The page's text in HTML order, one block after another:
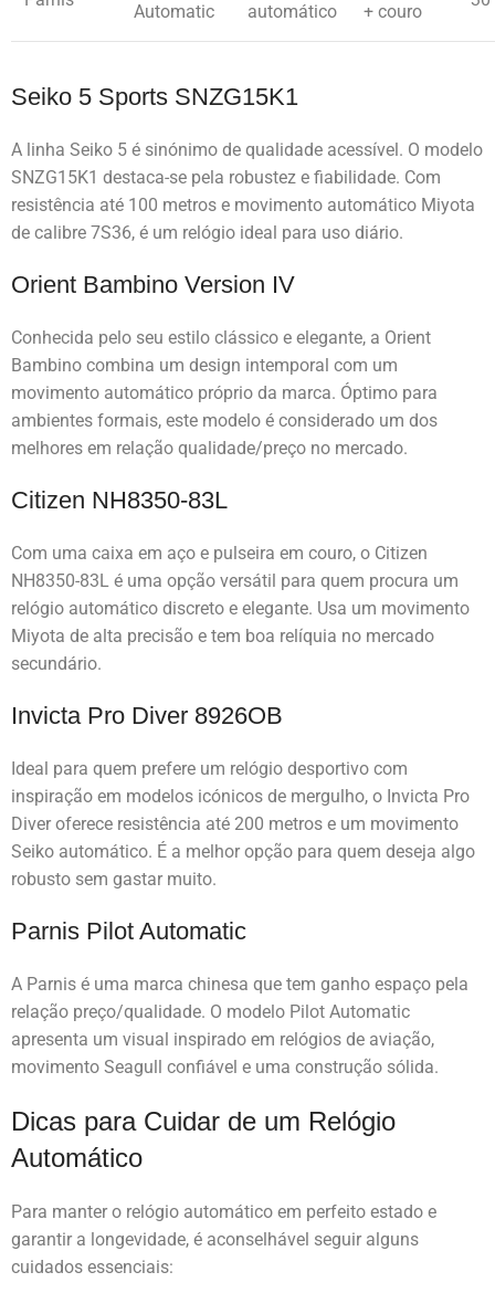
Automatic
automático
+ couro
Seiko 5 Sports SNZG15K1
A linha Seiko 5 é sinónimo de qualidade acessível. O modelo
SNZG15K1 destaca-se pela robustez e fiabilidade. Com
resistência até 100 metros e movimento automático Miyota
de calibre 7S36, é um relógio ideal para uso diário.
Orient Bambino Version IV
Conhecida pelo seu estilo clássico e elegante, a Orient
Bambino combina um design intemporal com um
movimento automático próprio da marca. Óptimo para
ambientes formais, este modelo é considerado um dos
melhores em relação qualidade/preço no mercado.
Citizen NH8350-83L
Com uma caixa em aço e pulseira em couro, o Citizen
NH8350-83L é uma opção versátil para quem procura um
relógio automático discreto e elegante. Usa um movimento
Miyota de alta precisão e tem boa relíquia no mercado
secundário.
Invicta Pro Diver 8926OB
Ideal para quem prefere um relógio desportivo com
inspiração em modelos icónicos de mergulho, o Invicta Pro
Diver oferece resistência até 200 metros e um movimento
Seiko automático. É a melhor opção para quem deseja algo
robusto sem gastar muito.
Parnis Pilot Automatic
A Parnis é uma marca chinesa que tem ganho espaço pela
relação preço/qualidade. O modelo Pilot Automatic
apresenta um visual inspirado em relógios de aviação,
movimento Seagull confiável e uma construção sólida.
Dicas para Cuidar de um Relógio
Automático
Para manter o relógio automático em perfeito estado e
garantir a longevidade, é aconselhável seguir alguns
cuidados essenciais: